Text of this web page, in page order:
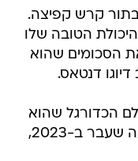
קרש קפיצה.
הטובה שלו
את הסכומים שהוא
דנטאס.
הכדורגל שהוא
מסוגל לחזור כמו שצריך מהפציעה שעבר ב-2023,